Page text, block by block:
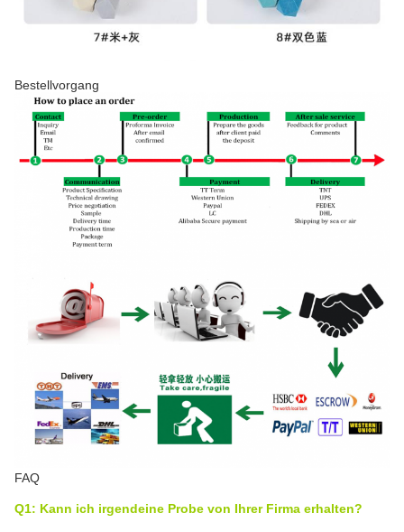
Bestellvorgang
FAQ
Q1: Kann ich irgendeine Probe von Ihrer Firma erhalten?